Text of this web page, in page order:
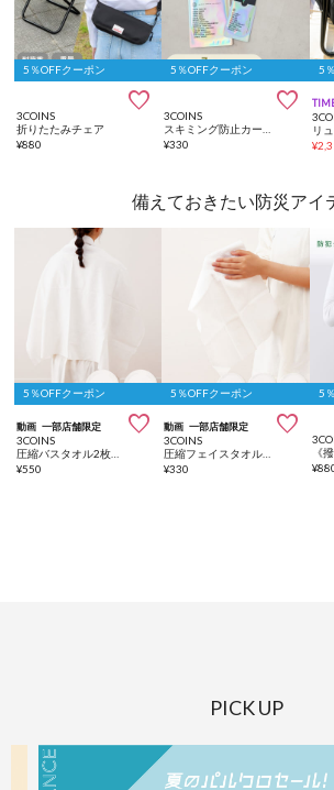
5％OFFクーポン

3COINS
折りたたみチェア
¥880
5％OFFクーポン

3COINS
¥330
5
¥
備えておきたい防災アイ
5％OFFクーポン
動画 一部店舗限定 
3COINS
¥550
5％OFFクーポン
動画 一部店舗限定 
3COINS
¥330
5
¥
PICK UP